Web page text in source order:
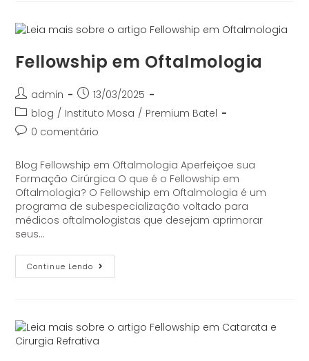
Fellowship em Oftalmologia
admin
13/03/2025
blog / Instituto Mosa / Premium Batel
0 comentário
Blog Fellowship em Oftalmologia Aperfeiçoe sua
Formação Cirúrgica O que é o Fellowship em
Oftalmologia? O Fellowship em Oftalmologia é um
programa de subespecialização voltado para
médicos oftalmologistas que desejam aprimorar
seus…
Continue Lendo